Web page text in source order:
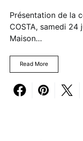
Présentation de la
COSTA, samedi 24
Maison…
Read More